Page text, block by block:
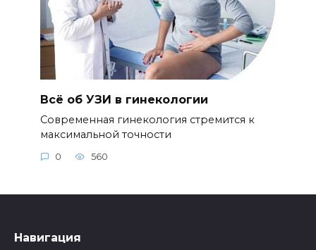
Всё об УЗИ в гинекологии
Современная гинекология стремится к
максимальной точности
0 560
Навигация